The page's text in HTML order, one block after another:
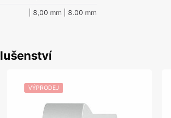
| 8,00 mm | 8.00 mm
VÝPRODEJ